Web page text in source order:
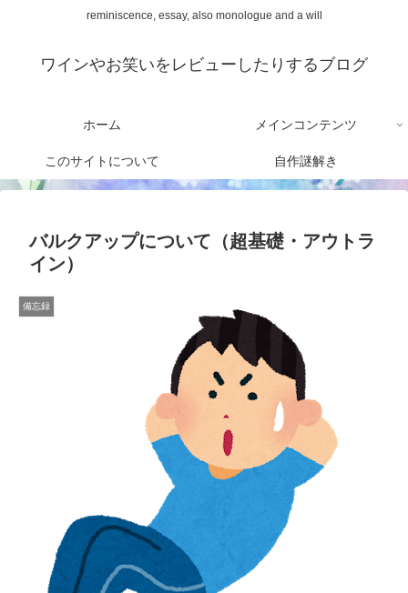
reminiscence, essay, also monologue and a will
ワインやお笑いをレビューしたりするブログ
ホーム メインコンテンツ
このサイトについて 自作謎解き
バルクアップについて（超基礎・アウトラ
イン）
備忘録